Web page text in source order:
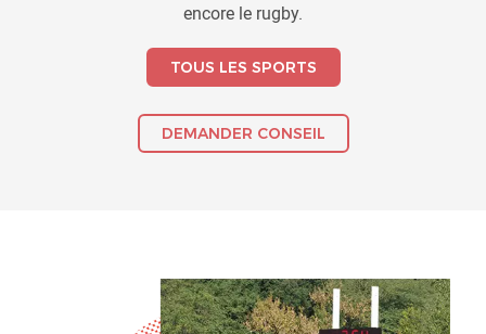
encore le rugby.
TOUS LES SPORTS
DEMANDER CONSEIL